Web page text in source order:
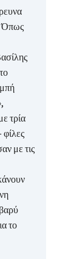
Όπως
τρία
με τις
το